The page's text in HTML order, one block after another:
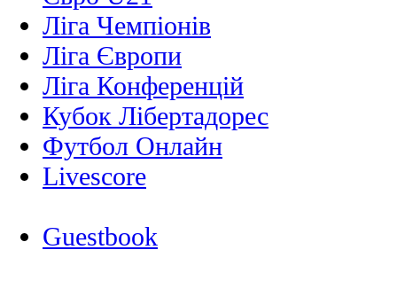
Ліга Чемпіонів
Ліга Європи
Ліга Конференцій
Кубок Лібертадорес
Футбол Онлайн
Livescore
Guestbook